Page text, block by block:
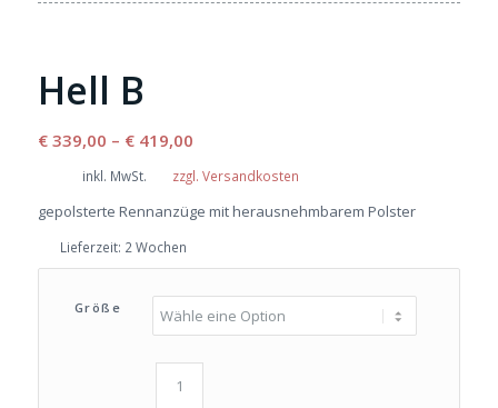
Hell B
€339,00 – €419,00
inkl. MwSt. zzgl. Versandkosten
gepolsterte Rennanzüge mit herausnehmbarem Polster
Lieferzeit: 2 Wochen
Größe